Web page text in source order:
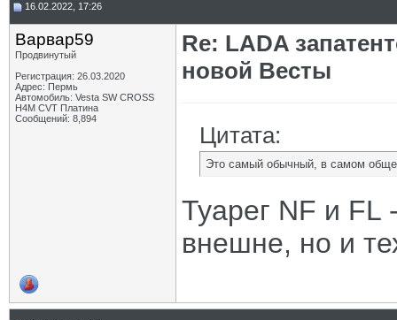
16.02.2022, 17:26
Варвар59
Продвинутый
Регистрация: 26.03.2020
Адрес: Пермь
Автомобиль: Vesta SW CROSS
H4M CVT Платина
Сообщений: 8,894
Re: LADA
новой Весты
Цитата:
Это самый обычный, в самом
Туарег NF и FL
внешне, но и